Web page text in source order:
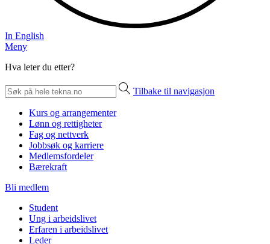
In English
Meny
Hva leter du etter?
Tilbake til navigasjon
Kurs og arrangementer
Lønn og rettigheter
Fag og nettverk
Jobbsøk og karriere
Medlemsfordeler
Bærekraft
Bli medlem
Student
Ung i arbeidslivet
Erfaren i arbeidslivet
Leder